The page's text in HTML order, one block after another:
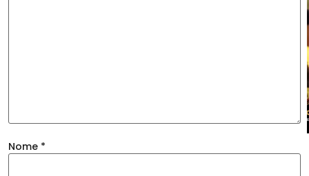
Nome *